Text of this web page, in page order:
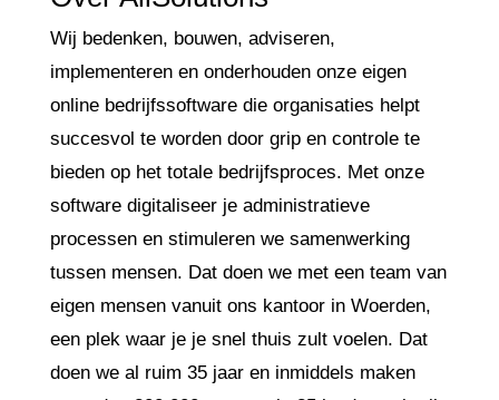
Wij bedenken, bouwen, adviseren,
implementeren en onderhouden onze eigen
online bedrijfssoftware die organisaties helpt
succesvol te worden door grip en controle te
bieden op het totale bedrijfsproces. Met onze
software digitaliseer je administratieve
processen en stimuleren we samenwerking
tussen mensen. Dat doen we met een team van
eigen mensen vanuit ons kantoor in Woerden,
een plek waar je je snel thuis zult voelen. Dat
doen we al ruim 35 jaar en inmiddels maken